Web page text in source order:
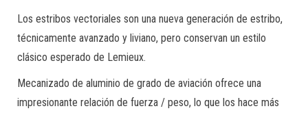
Los estribos vectoriales son una nueva generación de estribo,
técnicamente avanzado y liviano, pero conservan un estilo
clásico esperado de Lemieux.
Mecanizado de aluminio de grado de aviación ofrece una
impresionante relación de fuerza / peso, lo que los hace más